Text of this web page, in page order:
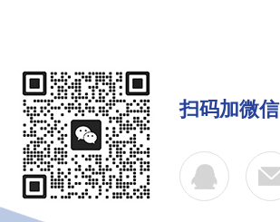
扫码加微信